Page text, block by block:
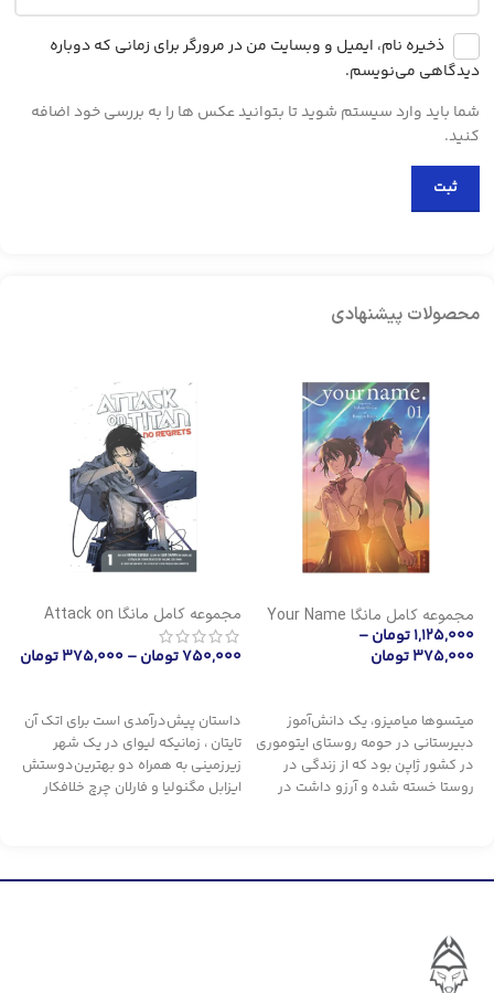
ذخیره نام، ایمیل و وبسایت من در مرورگر برای زمانی که دوباره
دیدگاهی می‌نویسم.
شما باید وارد سیستم شوید تا بتوانید عکس ها را به بررسی خود اضافه
کنید.
محصولات پیشنهادی
مجموعه کامل مانگا Your Name
(نام تو)
1,125,000تومان–
375,000تومان
میتسوها میامیزو، یک دانش‌آموز
دبیرستانی در حومه روستای ایتوموری
در کشور ژاپن بود که از زندگی در
روستا خسته شده و آرزو داشت در
اهل توکیو بود...
است که
انگلیسی
موجود است تا همه بتوانند
مجموعه کامل مانگا Attack on
تایتان : بدون هیچ پشیمانی)
750,000تومان–
375,000تومان
داستان پیش‌درآمدی است برای اتک آن
تایتان ، زمانیکه لیوای در یک شهر
زیرزمینی به همراه دو بهترین‌دوستش
ایزابل مگنولیا و فارلان چرچ خلافکار
مجموعه اتک آن تایتان : بدون